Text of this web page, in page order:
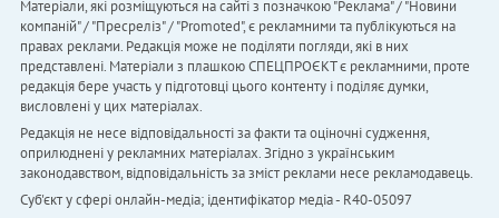
Матеріали, які розміщуються на сайті з позначкою "Реклама" / "Новини
компаній" / "Пресреліз" / "Promoted", є рекламними та публікуються на
правах реклами. Редакція може не поділяти погляди, які в них
представлені. Матеріали з плашкою СПЕЦПРОЄКТ є рекламними, проте
редакція бере участь у підготовці цього контенту і поділяє думки,
висловлені у цих матеріалах.
Редакція не несе відповідальності за факти та оціночні судження,
оприлюднені у рекламних матеріалах. Згідно з українським
законодавством, відповідальність за зміст реклами несе рекламодавець.
Cуб'єкт у сфері онлайн-медіа; ідентифікатор медіа - R40-05097